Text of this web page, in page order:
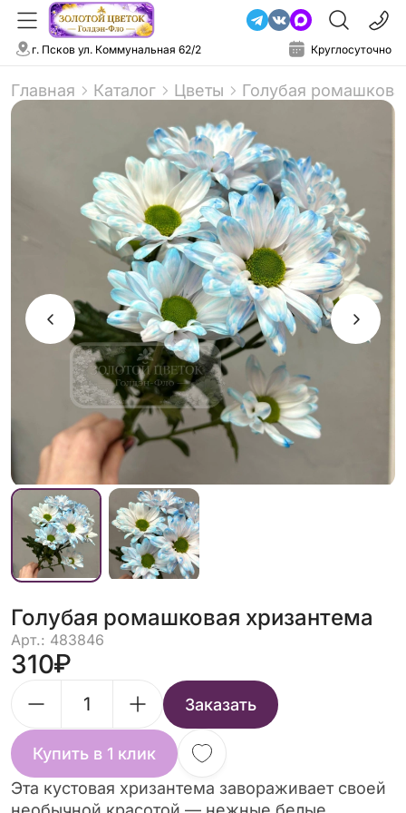
г. Псков ул. Коммунальная 62/2 Круглосуточно
Главная Каталог Цветы Голубая
Голубая ромашковая хризантема
Арт.: 483846
310
Заказать
Купить в 1 клик
Эта кустовая хризантема завораживает своей